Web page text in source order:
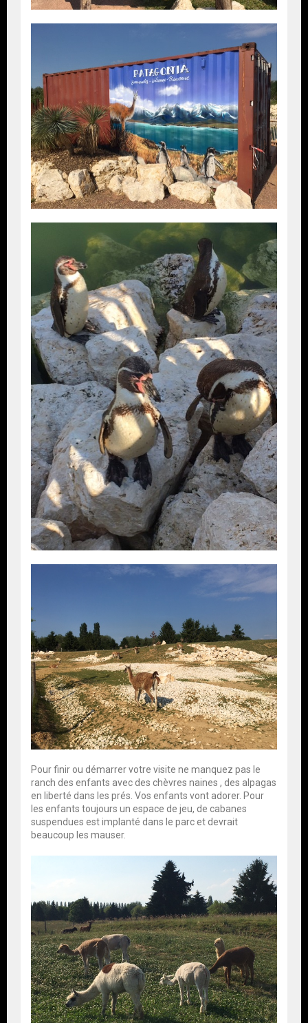
Pour finir ou démarrer votre visite ne manquez pas le
ranch des enfants avec des chèvres naines , des alpagas
en liberté dans les prés. Vos enfants vont adorer. Pour
les enfants toujours un espace de jeu, de cabanes
suspendues est implanté dans le parc et devrait
beaucoup les mauser.